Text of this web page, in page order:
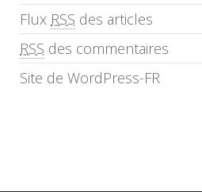
Flux RSS des articles
RSS des commentaires
Site de WordPress-FR